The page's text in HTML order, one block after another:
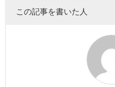
この記事を書いた人